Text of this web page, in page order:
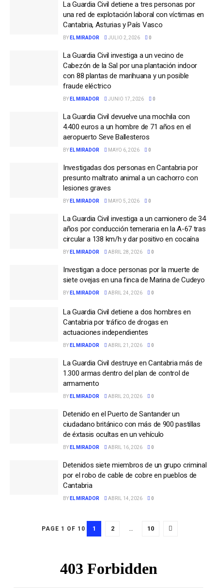
La Guardia Civil detiene a tres personas por
una red de explotación laboral con víctimas en
Cantabria, Asturias y País Vasco
BY EL MIRADOR JULIO 2, 2026 0
La Guardia Civil investiga a un vecino de
Cabezón de la Sal por una plantación indoor
con 88 plantas de marihuana y un posible
fraude eléctrico
BY EL MIRADOR JUNIO 17, 2026 0
La Guardia Civil devuelve una mochila con
4.400 euros a un hombre de 71 años en el
aeropuerto Seve Ballesteros
BY EL MIRADOR MAYO 6, 2026 0
Investigadas dos personas en Cantabria por
presunto maltrato animal a un cachorro con
lesiones graves
BY EL MIRADOR MAYO 5, 2026 0
La Guardia Civil investiga a un camionero de 34
años por conducción temeraria en la A-67 tras
circular a 138 km/h y dar positivo en cocaína
BY EL MIRADOR ABRIL 28, 2026 0
Investigan a doce personas por la muerte de
siete ovejas en una finca de Marina de Cudeyo
BY EL MIRADOR ABRIL 24, 2026 0
La Guardia Civil detiene a dos hombres en
Cantabria por tráfico de drogas en
actuaciones independientes
BY EL MIRADOR ABRIL 21, 2026 0
La Guardia Civil destruye en Cantabria más de
1.300 armas dentro del plan de control de
armamento
BY EL MIRADOR ABRIL 20, 2026 0
Detenido en el Puerto de Santander un
ciudadano británico con más de 900 pastillas
de éxtasis ocultas en un vehículo
BY EL MIRADOR ABRIL 16, 2026 0
Detenidos siete miembros de un grupo criminal
por el robo de cable de cobre en pueblos de
Cantabria
BY EL MIRADOR ABRIL 14, 2026 0
PAGE 1 OF 10 1 2 10